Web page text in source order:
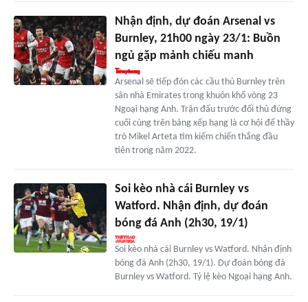
Nhận định, dự đoán Arsenal vs
Burnley, 21h00 ngày 23/1: Buồn
ngủ gặp mảnh chiếu manh
Arsenal sẽ tiếp đón các cầu thủ Burnley trên
sân nhà Emirates trong khuôn khổ vòng 23
Ngoại hạng Anh. Trận đấu trước đối thủ đứng
cuối cùng trên bảng xếp hạng là cơ hội để thầy
trò Mikel Arteta tìm kiếm chiến thắng đầu
tiên trong năm 2022.
Soi kèo nhà cái Burnley vs
Watford. Nhận định, dự đoán
bóng đá Anh (2h30, 19/1)
Soi kèo nhà cái Burnley vs Watford. Nhận định
bóng đá Anh (2h30, 19/1). Dự đoán bóng đá
Burnley vs Watford. Tỷ lệ kèo Ngoại hạng Anh.